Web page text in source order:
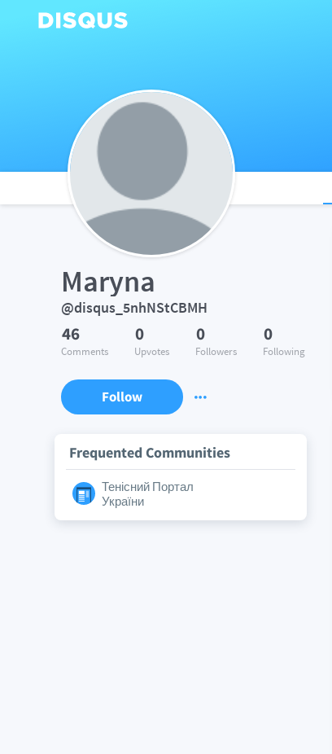
Maryna
@disqus_5nhNStCBMH
46
Comments
0
Upvotes
0
Followers
0
Following
Follow
Frequented Communities
Тенісний Портал
України